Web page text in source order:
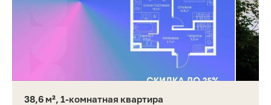
38,6 м², 1-комнатная квартира